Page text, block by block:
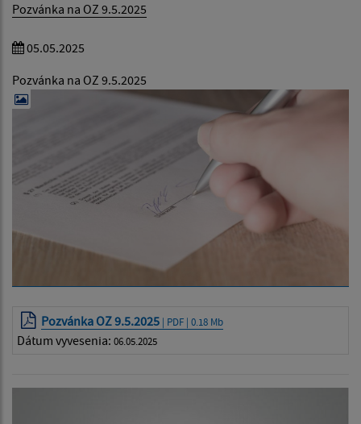
Pozvánka na OZ 9.5.2025
05.05.2025
Pozvánka na OZ 9.5.2025
Pozvánka OZ 9.5.2025 | PDF | 0.18 Mb
Dátum vyvesenia: 06.05.2025